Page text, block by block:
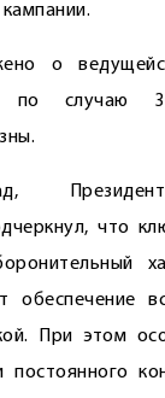
о
по случаю
что
обеспечение
При этом
постоянного